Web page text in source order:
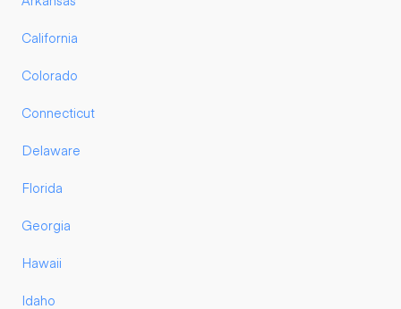
California
Colorado
Connecticut
Delaware
Florida
Georgia
Hawaii
Idaho